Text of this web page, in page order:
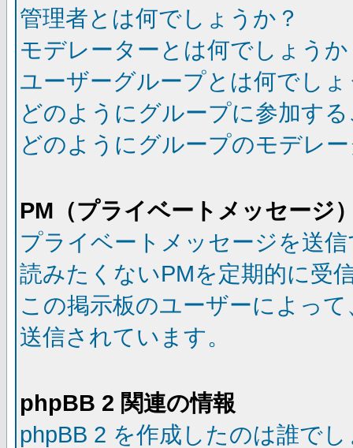
管理者とは何でしょうか？
モデレーターとは何でしょうか
ユーザーグループとは何でし
どのようにグループに参加す
どのようにグループのモデレ
PM（プライベートメッセージ
プライベートメッセージを送
読みたくないPMを定期的に受
この掲示板のユーザーによっ
送信されています。
phpBB 2 関連の情報
phpBB 2 を作成したのは誰で